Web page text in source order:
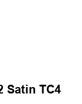
Satin TC4